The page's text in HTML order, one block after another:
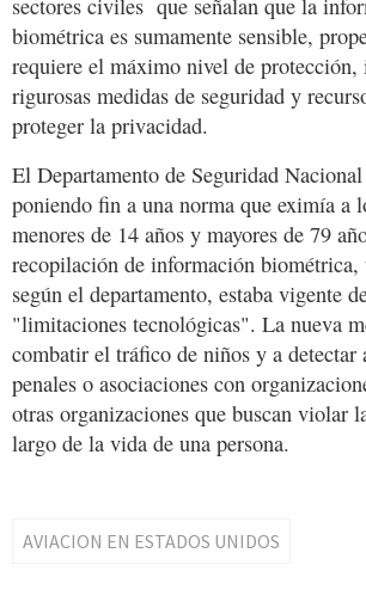
biométrica es sumamente sensible,
requiere el máximo nivel de protección,
rigurosas medidas de seguridad y
proteger la privacidad.
El Departamento de Seguridad
poniendo fin a una norma que eximía a
menores de 14 años y mayores de 79
recopilación de información biométrica,
según el departamento, estaba vigente
"limitaciones tecnológicas". La nueva
combatir el tráfico de niños y a detectar
penales o asociaciones con
otras organizaciones que buscan violar
largo de la vida de una persona.
AVIACION EN ESTADOS UNIDOS